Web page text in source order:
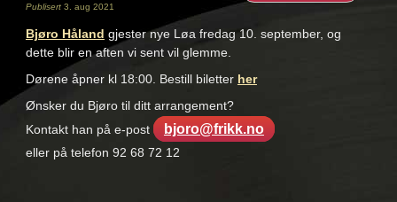
Publisert3. aug 2021
Bjøro Håland gjester nye Løa fredag 10. september, og
dette blir en aften vi sent vil glemme.
Dørene åpner kl 18:00. Bestill biletter her
Ønsker du Bjøro til ditt arrangement?
Kontakt han på e-post
bjoro@frikk.no
eller på telefon 92 68 72 12